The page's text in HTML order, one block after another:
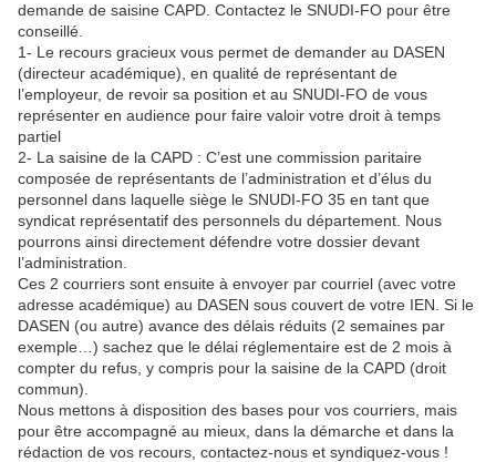
demande de saisine CAPD. Contactez le SNUDI-FO pour être
conseillé.
1- Le recours gracieux vous permet de demander au DASEN
(directeur académique), en qualité de représentant de
l’employeur, de revoir sa position et au SNUDI-FO de vous
représenter en audience pour faire valoir votre droit à temps
partiel
2- La saisine de la CAPD : C’est une commission paritaire
composée de représentants de l’administration et d’élus du
personnel dans laquelle siège le SNUDI-FO 35 en tant que
syndicat représentatif des personnels du département. Nous
pourrons ainsi directement défendre votre dossier devant
l’administration.
Ces 2 courriers sont ensuite à envoyer par courriel (avec votre
adresse académique) au DASEN sous couvert de votre IEN. Si le
DASEN (ou autre) avance des délais réduits (2 semaines par
exemple…) sachez que le délai réglementaire est de 2 mois à
compter du refus, y compris pour la saisine de la CAPD (droit
commun).
Nous mettons à disposition des bases pour vos courriers, mais
pour être accompagné au mieux, dans la démarche et dans la
rédaction de vos recours, contactez-nous et syndiquez-vous !